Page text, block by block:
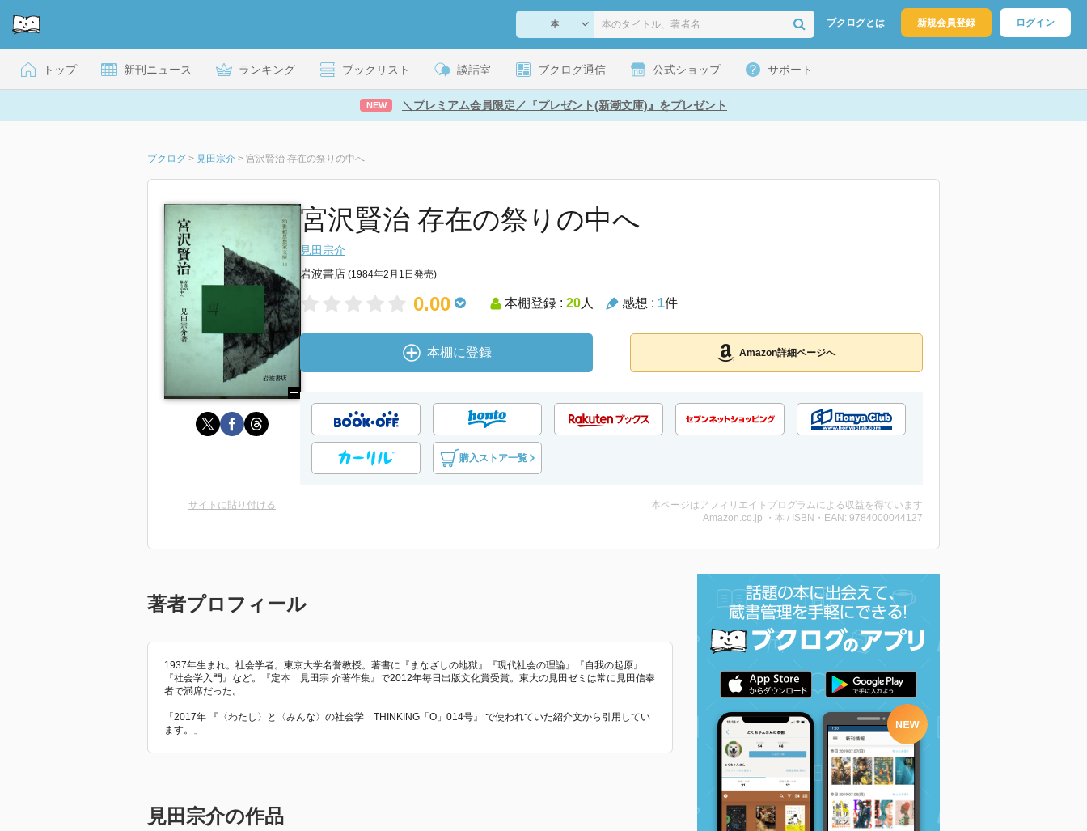
ブクログとは 新規会員登録 ログイン
トップ 新刊ニュース ランキング ブックリスト 談話室 ブクログ通信 公式ショップ サポート
NEW ＼プレミアム会員限定／『プレゼント(新潮文庫)』をプレゼント
ブクログ > 見田宗介 > 宮沢賢治 存在の祭りの中へ
宮沢賢治 存在の祭りの中へ
見田宗介
岩波書店 (1984年2月1日発売)
0.00 本棚登録 : 20人 感想 : 1件
本棚に登録 Amazon詳細ページへ
購入ストア一覧
サイトに貼り付ける
本ページはアフィリエイトプログラムによる収益を得ています
Amazon.co.jp ・本 / ISBN・EAN: 9784000044127
著者プロフィール
1937年生まれ。社会学者。東京大学名誉教授。著書に『まなざしの地獄』『現代社会の理論』『自我の起原』
『社会学入門』など。『定本 見田宗 介著作集』で2012年毎日出版文化賞受賞。東大の見田ゼミは常に見田信奉
者で満席だった。
「2017年 『〈わたし〉と〈みんな〉の社会学 THINKING「O」014号』 で使われていた紹介文から引用してい
ます。」
見田宗介の作品